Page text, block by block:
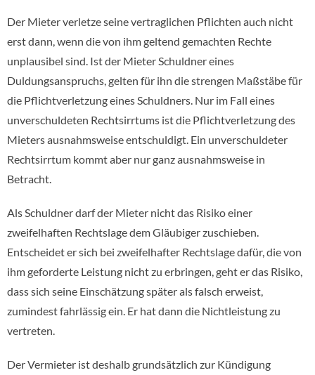
Der Mieter verletze seine vertraglichen Pflichten auch nicht
erst dann, wenn die von ihm geltend gemachten Rechte
unplausibel sind. Ist der Mieter Schuldner eines
Duldungsanspruchs, gelten für ihn die strengen Maßstäbe für
die Pflichtverletzung eines Schuldners. Nur im Fall eines
unverschuldeten Rechtsirrtums ist die Pflichtverletzung des
Mieters ausnahmsweise entschuldigt. Ein unverschuldeter
Rechtsirrtum kommt aber nur ganz ausnahmsweise in
Betracht.
Als Schuldner darf der Mieter nicht das Risiko einer
zweifelhaften Rechtslage dem Gläubiger zuschieben.
Entscheidet er sich bei zweifelhafter Rechtslage dafür, die von
ihm geforderte Leistung nicht zu erbringen, geht er das Risiko,
dass sich seine Einschätzung später als falsch erweist,
zumindest fahrlässig ein. Er hat dann die Nichtleistung zu
vertreten.
Der Vermieter ist deshalb grundsätzlich zur Kündigung